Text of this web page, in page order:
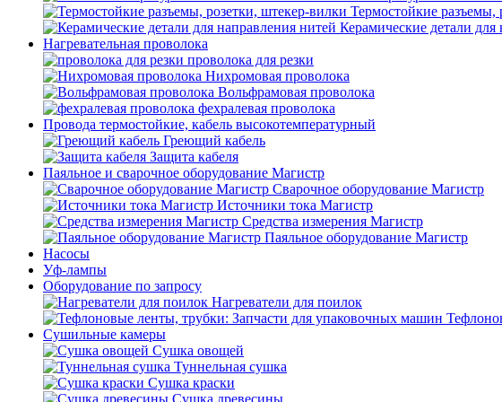
Термостойкие разъемы,
Керамические детали для
Нагревательная проволока
проволока для резки
Нихромовая проволока
Вольфрамовая проволока
фехралевая проволока
Провода термостойкие, кабель высокотемпературный
Греющий кабель
Защита кабеля
Паяльное и сварочное оборудование Магистр
Сварочное оборудование Магистр
Источники тока Магистр
Средства измерения Магистр
Паяльное оборудование Магистр
Насосы
Уф-лампы
Оборудование по запросу
Нагреватели для поилок
Сушильные камеры
Сушка овощей
Туннельная сушка
Сушка краски
Сушка древесины